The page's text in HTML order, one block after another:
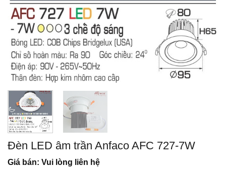
Đèn LED âm trần Anfaco AFC 727-7W
Giá bán: Vui lòng liên hệ